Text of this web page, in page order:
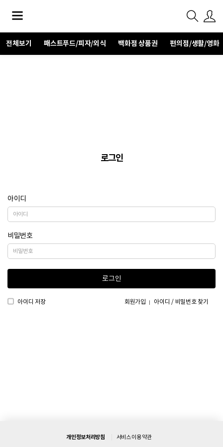
전체보기 패스트푸드/피자/외식 백화점 상품권 편의점/생활/영화
로그인
아이디
비밀번호
로그인
아이디 저장 회원가입 아이디 / 비밀번호 찾기
개인정보처리방침 서비스 이용 약관